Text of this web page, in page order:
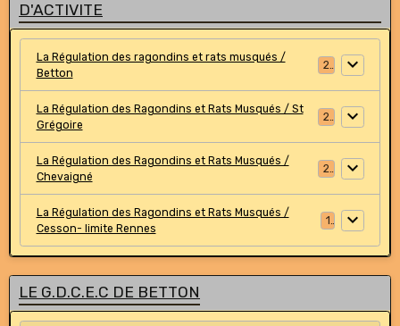
D'ACTIVITE
La Régulation des ragondins et rats musqués /
Betton
La Régulation des Ragondins et Rats Musqués / St
Grégoire
La Régulation des Ragondins et Rats Musqués /
Chevaigné
La Régulation des Ragondins et Rats Musqués /
Cesson- limite Rennes
LE G.D.C.E.C DE BETTON